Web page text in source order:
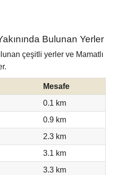
Bulunan Yerler
çeşitli yerler ve Mamatlı
Mesafe
0.1 km
0.9 km
2.3 km
3.1 km
3.3 km